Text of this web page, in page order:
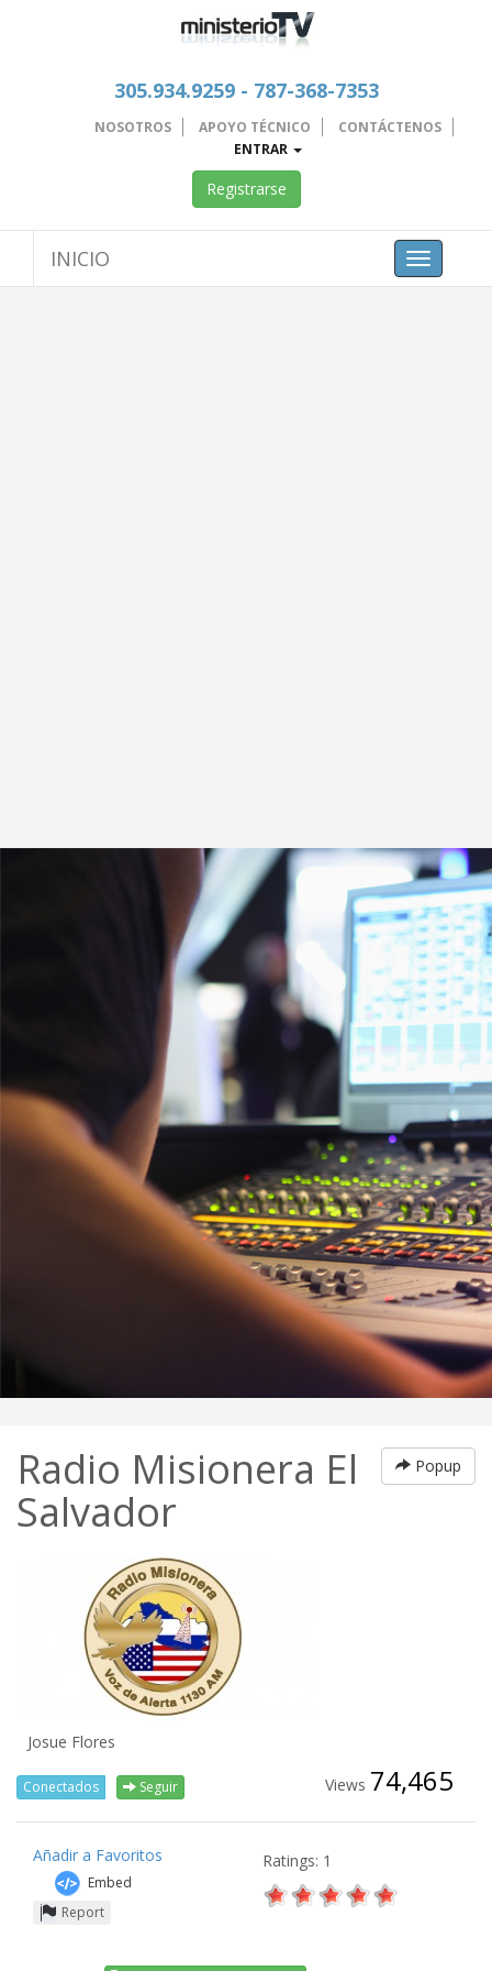
305.934.9259 - 787-368-7353
NOSOTROS APOYO TÉCNICO
CONTÁCTENOS
ENTRAR
Registrarse
Toggle
navigation
INICIO
Radio Misionera El
Salvador
Popup
Josue Flores
Conectados Seguir Views 74,465
Añadir a Favoritos
Embed
Report
Ratings: 1